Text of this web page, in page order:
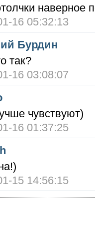
наверное
16 05:32:13
Бурдин
так?
16 03:08:07
чувствуют)
16 01:37:25
15 14:56:15